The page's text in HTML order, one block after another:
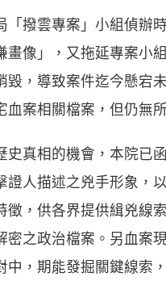
撥雲專案」小組偵辦
畫像」，又拖延專案小
毀，導致案件迄今懸宕
案相關檔案，但仍無
真相的機會，本院已
人描述之兇手形象，
，供各界提供緝兇線
之政治檔案。另血案
，期能發掘關鍵線索